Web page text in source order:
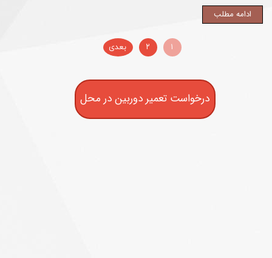
ادامه مطلب
۱ ۲ بعدی
درخواست تعمیر دوربین در محل